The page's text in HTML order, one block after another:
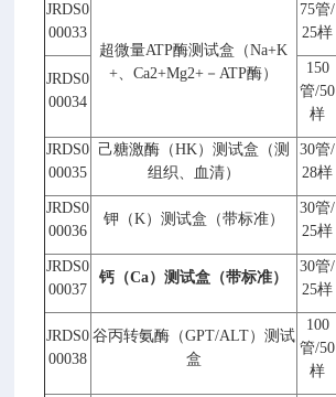
JRDS0
00033
超微量ATP酶测试盒（Na+K
+、Ca2+Mg2+ －ATP酶）
75管/
25样
JRDS0
00034
150
管/50
样
JRDS0
00035
己糖激酶（HK）测试盒（测
组织、血清）
30管/
28样
JRDS0
00036
钾（K）测试盒（带标准）
30管/
25样
JRDS0
00037
钙（Ca）测试盒（带标准）
30管/
25样
JRDS0
00038
谷丙转氨酶（GPT/ALT）测试
盒
100
管/50
样